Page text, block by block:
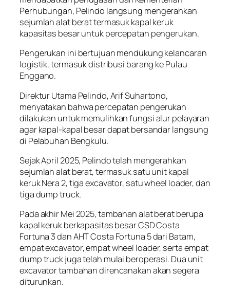
Perhubungan, Pelindo langsung mengerahkan
sejumlah alat berat termasuk kapal keruk
kapasitas besar untuk percepatan pengerukan.
Pengerukan ini bertujuan mendukung kelancaran
logistik, termasuk distribusi barang ke Pulau
Enggano.
Direktur Utama Pelindo, Arif Suhartono,
menyatakan bahwa percepatan pengerukan
dilakukan untuk memulihkan fungsi alur pelayaran
agar kapal-kapal besar dapat bersandar langsung
di Pelabuhan Bengkulu.
Sejak April 2025, Pelindo telah mengerahkan
sejumlah alat berat, termasuk satu unit kapal
keruk Nera 2, tiga excavator, satu wheel loader, dan
tiga dump truck.
Pada akhir Mei 2025, tambahan alat berat berupa
kapal keruk berkapasitas besar CSD Costa
Fortuna 3 dan AHT Costa Fortuna 5 dari Batam,
empat excavator, empat wheel loader, serta empat
dump truck juga telah mulai beroperasi. Dua unit
excavator tambahan direncanakan akan segera
diturunkan.